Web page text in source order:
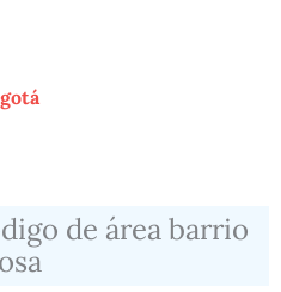
de área barrio